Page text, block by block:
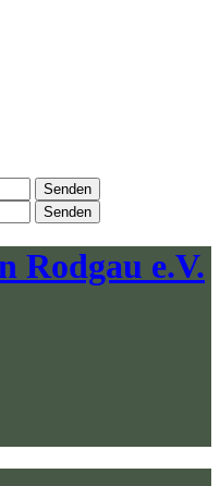
Senden
Senden
Rodgau e.V.